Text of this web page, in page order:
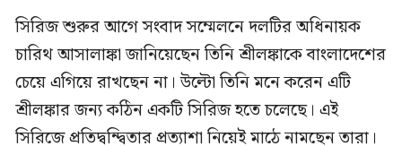
সিরিজ শুরুর আগে সংবাদ সম্মেলনে দলটির অধিনায়ক
চারিথ আসালাঙ্কা জানিয়েছেন তিনি শ্রীলঙ্কাকে বাংলাদেশের
চেয়ে এগিয়ে রাখছেন না। উল্টো তিনি মনে করেন এটি
শ্রীলঙ্কার জন্য কঠিন একটি সিরিজ হতে চলেছে। এই
সিরিজে প্রতিদ্বন্দ্বিতার প্রত্যাশা নিয়েই মাঠে নামছেন তারা।